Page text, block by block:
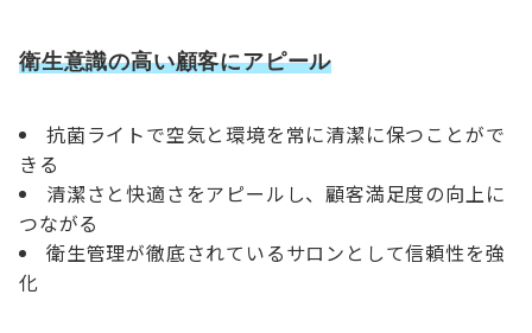
衛生意識の高い顧客にアピール
抗菌ライトで空気と環境を常に清潔に保つことがで
きる
清潔さと快適さをアピールし、顧客満足度の向上に
つながる
衛生管理が徹底されているサロンとして信頼性を強
化